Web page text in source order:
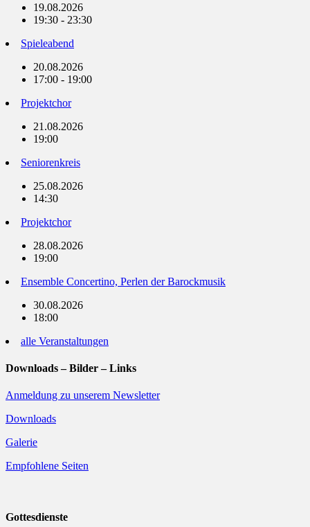
19.08.2026
19:30 - 23:30
Spieleabend
20.08.2026
17:00 - 19:00
Projektchor
21.08.2026
19:00
Seniorenkreis
25.08.2026
14:30
Projektchor
28.08.2026
19:00
Ensemble Concertino, Perlen der Barockmusik
30.08.2026
18:00
alle Veranstaltungen
Downloads – Bilder – Links
Anmeldung zu unserem Newsletter
Downloads
Galerie
Empfohlene Seiten
Gottesdienste